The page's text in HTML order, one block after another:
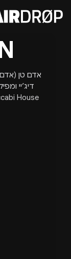
דיג’יי
אתניות
להוביל את
טיפ: אפשר להקליד